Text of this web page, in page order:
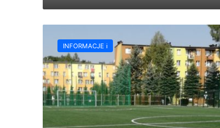
Ryszard
Pabian
ruszył
w
miasto
i
konsultuje
z
INFORMACJE ℹ️